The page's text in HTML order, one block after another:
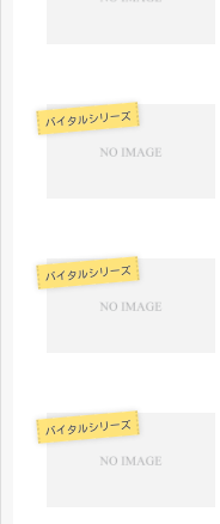
バイタルシリーズ
バイタルシリーズ
バイタルシリーズ